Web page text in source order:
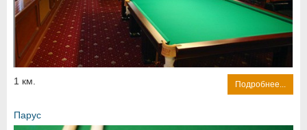
1 км. Подробнее...
Парус